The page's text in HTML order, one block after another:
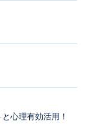
心理有効活用！